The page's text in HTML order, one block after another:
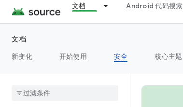
文档 Android 代码搜索
文档
新变化
开始使用 安全 核心主题